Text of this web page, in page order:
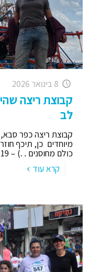
8 בינואר 2026
קבוצת ריצה
לב
קבוצת ריצה כפר סבא,
מיוחדים כן, תיכף
כולם מחוסנים . .) – cobid 19 ושוב, יש ונראה כי
קרא עוד